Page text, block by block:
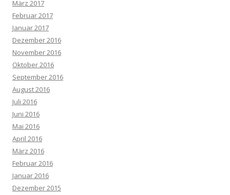
März 2017
Februar 2017
Januar 2017
Dezember 2016
November 2016
Oktober 2016
September 2016
August 2016
Juli 2016
Juni 2016
Mai 2016
April 2016
März 2016
Februar 2016
Januar 2016
Dezember 2015